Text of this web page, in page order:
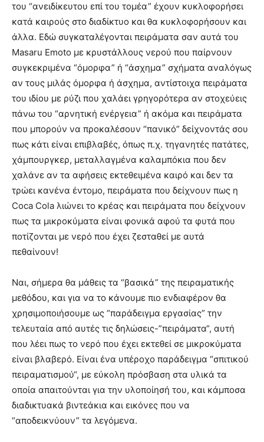
του “ανειδίκευτου επί του τομέα” έχουν κυκλοφορήσει
κατά καιρούς στο διαδίκτυο και θα κυκλοφορήσουν και
άλλα. Εδώ συγκαταλέγονται πειράματα σαν αυτά του
Masaru Emoto με κρυστάλλους νερού που παίρνουν
συγκεκριμένα “όμορφα” ή “άσχημα” σχήματα αναλόγως
αν τους μιλάς όμορφα ή άσχημα, αντίστοιχα πειράματα
του ιδίου με ρύζι που χαλάει γρηγορότερα αν στοχεύεις
πάνω του “αρνητική ενέργεια” ή ακόμα και πειράματα
που μπορούν να προκαλέσουν “πανικό” δείχνοντάς σου
πως κάτι είναι επιβλαβές, όπως π.χ. τηγανητές πατάτες,
χάμπουργκερ, μεταλλαγμένα καλαμπόκια που δεν
χαλάνε αν τα αφήσεις εκτεθειμένα καιρό και δεν τα
τρώει κανένα έντομο, πειράματα που δείχνουν πως η
Coca Cola λιώνει το κρέας και πειράματα που δείχνουν
πως τα μικροκύματα είναι φονικά αφού τα φυτά που
ποτίζονται με νερό που έχει ζεσταθεί με αυτά
πεθαίνουν!
Ναι, σήμερα θα μάθεις τα “βασικά” της πειραματικής
μεθόδου, και για να το κάνουμε πιο ενδιαφέρον θα
χρησιμοποιήσουμε ως “παράδειγμα εργασίας” την
τελευταία από αυτές τις δηλώσεις-”πειράματα“, αυτή
που λέει πως το νερό που έχει εκτεθεί σε μικροκύματα
είναι βλαβερό. Είναι ένα υπέροχο παράδειγμα “σπιτικού
πειραματισμού“, με εύκολη πρόσβαση στα υλικά τα
οποία απαιτούνται για την υλοποίησή του, και κάμποσα
διαδικτυακά βιντεάκια και εικόνες που να
“αποδεικνύουν” τα λεγόμενα.